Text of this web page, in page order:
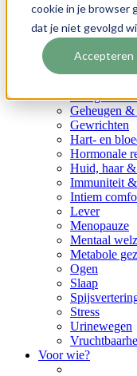
cookie in je browser
dat je niet gevolgd
Accepteren
Uw gezondheid
Cholesterol
Energie &
Geheugen
Gewrichten
Hart- en
Hormonale
Huid, haar &
Immuniteit &
Intiem
Lever
Menopauze
Mentaal
Metabole
Ogen
Slaap
Stress
Urinewegen
Voor wie?